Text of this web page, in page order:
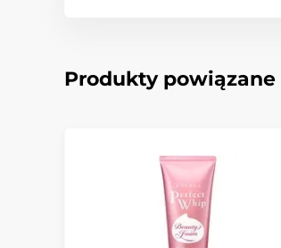
Produkty powiązane